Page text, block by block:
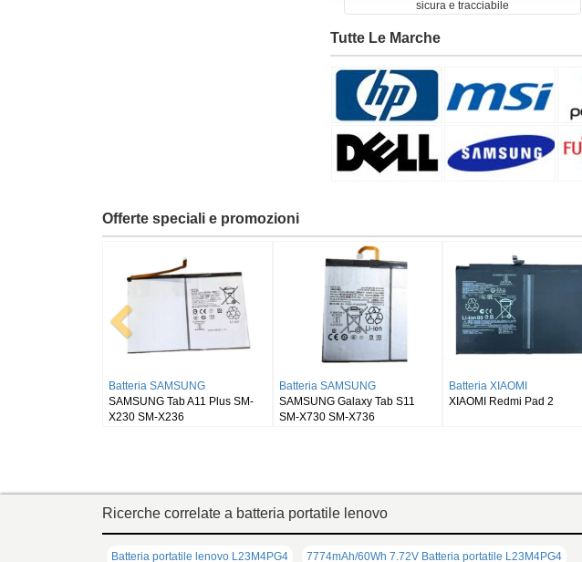
sicura e tracciabile
Tutte Le Marche
Offerte speciali e promozioni
Batteria BLACKVIEW
Blackview DK111
Batteria SAMSUNG
SAMSUNG Galaxy Tab S8 Ultra
SM-X900
Batteria
SAMSUNG
Ricerche correlate a batteria portatile lenovo
Batteria portatile lenovo L23M4PG4 7774mAh/60Wh 7.72V Batteria portatile L23M4PG4